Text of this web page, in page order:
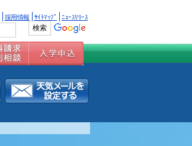
採用情報 ｻｲﾄﾏｯﾌﾟ ﾆｭｰｽﾘﾘｰｽ